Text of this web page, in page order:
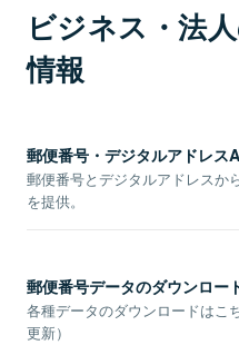
ビジネス・法
情報
郵便番号・デジタルアドレス
郵便番号とデジタルアドレスか
を提供。
郵便番号データのダウンロー
各種データのダウンロードはこ
更新）